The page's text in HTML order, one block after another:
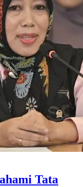
Tata